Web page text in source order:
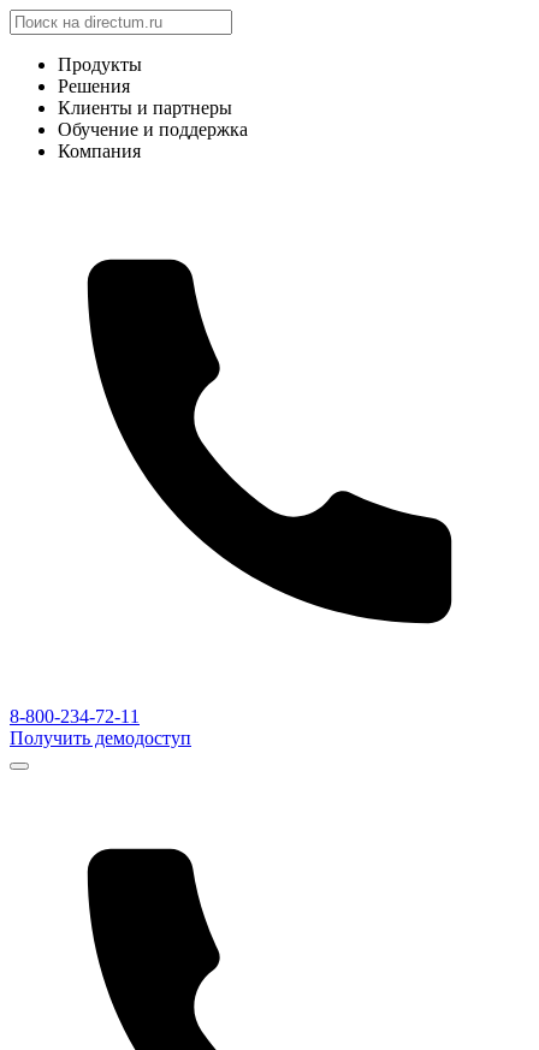
Продукты
Решения
Клиенты и партнеры
Обучение и поддержка
Компания
8-800-234-72-11
Получить демодоступ